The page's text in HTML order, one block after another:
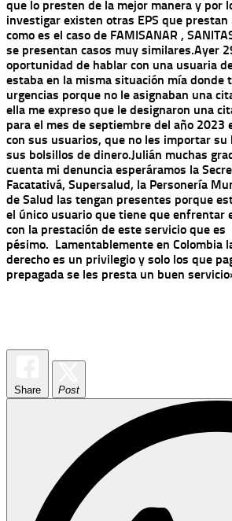
que lo presten de la mejor manera y por
investigar existen otras EPS que
como es el caso de FAMISANAR ,
se presentan casos muy similares.Ayer
oportunidad de hablar con una usuaria
estaba en la misma situación mía donde
urgencias porque no le asignaban una
ella me expreso que le designaron una
para el mes de septiembre del año 2023
con sus usuarios, que no les importar
sus bolsillos de dinero.Julián muchas
cuenta mi denuncia esperáramos la
Facatativá, Supersalud, la Personería
de Salud las tengan presentes porque
el único usuario que tiene que enfrentar
con la prestación de este servicio que es
pésimo. Lamentablemente en Colombia
derecho es un privilegio y solo los que
prepagada se les presta un buen
Share Post